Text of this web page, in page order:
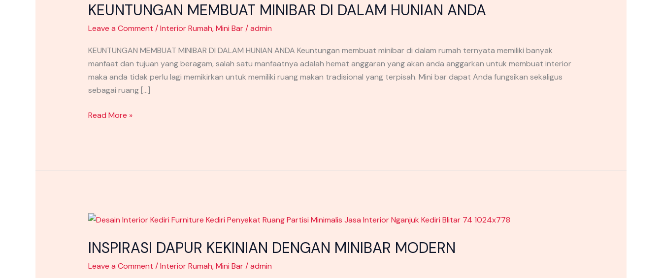
KEUNTUNGAN MEMBUAT MINIBAR DI DALAM HUNIAN ANDA
Leave a Comment /Interior Rumah,Mini Bar/admin
KEUNTUNGAN MEMBUAT MINIBAR DI DALAM HUNIAN ANDA Keuntungan membuat minibar di dalam rumah ternyata memiliki banyak
manfaat dan tujuan yang beragam, salah satu manfaatnya adalah hemat anggaran yang akan anda anggarkan untuk membuat interior
maka anda tidak perlu lagi memikirkan untuk memiliki ruang makan tradisional yang terpisah. Mini bar dapat Anda fungsikan sekaligus
sebagai ruang […]
Read More »
INSPIRASI DAPUR KEKINIAN DENGAN MINIBAR MODERN
Leave a Comment /Interior Rumah,Mini Bar/admin
INSPIRASI
KEKINIAN
MINIBAR